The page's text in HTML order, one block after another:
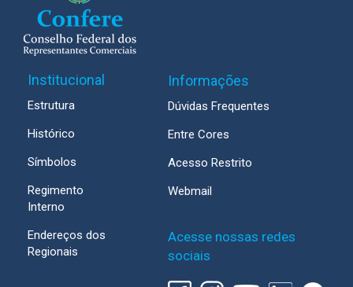
Institucional
Estrutura
Histórico
Símbolos
Regimento
Interno
Endereços dos
Regionais
Informações
Dúvidas Frequentes
Entre Cores
Acesso Restrito
Webmail
Acesse nossas redes
sociais